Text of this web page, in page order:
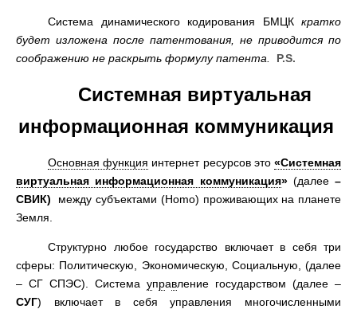
Система динамического кодирования БМЦК кратко
будет изложена после патентования, не приводится по
соображению не раскрыть формулу патента. P.S.
Системная виртуальная
информационная коммуникация
Основная функция интернет ресурсов это«Системная
виртуальная информационная коммуникация»(далее –
СВИК)
между субъектами (Homo) проживающих на планете
Земля.
Структурно любое государство включает в себя три
сферы: Политическую, Экономическую, Социальную, (далее
– СГ СПЭС). Система управление государством (далее –
СУГ) включает в себя управления многочисленными